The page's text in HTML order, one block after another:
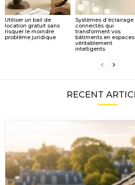
Utiliser un bail de
location gratuit sans
risquer le moindre
problème juridique
Systèmes d’éclairage
connectés qui
transforment vos
bâtiments en espaces
véritablement
intelligents
RECENT